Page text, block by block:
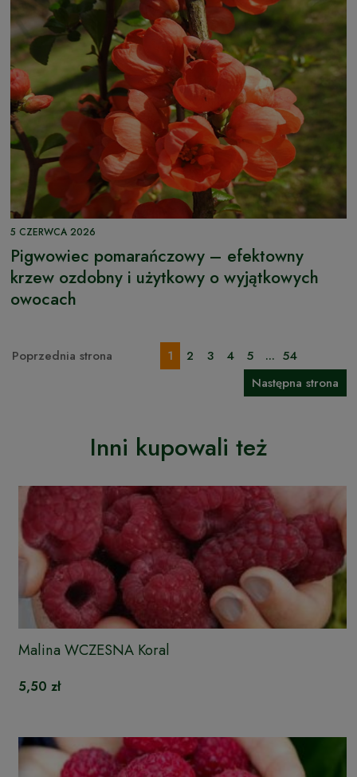
5 CZERWCA 2026
Pigwowiec pomarańczowy – efektowny
krzew ozdobny i użytkowy o wyjątkowych
owocach
Poprzednia strona 1 2 3 4 5 ... 54
Następna strona
Inni kupowali też
Malina WCZESNA Koral
5,50 zł